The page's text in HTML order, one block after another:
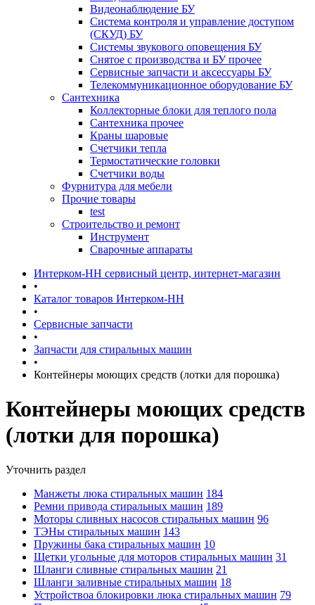
Видеонаблюдение БУ
Система контроля и управление доступом
(СКУД) БУ
Системы звукового оповещения БУ
Снятое с производства и БУ прочее
Сервисные запчасти и аксессуары БУ
Телекоммуникационное оборудование БУ
Сантехника
Коллекторные блоки для теплого пола
Сантехника прочее
Краны шаровые
Счетчики тепла
Термоcтатические головки
Счетчики воды
Фурнитура для мебели
Прочие товары
test
Строительство и ремонт
Инструмент
Сварочные аппараты
Интерком-НН сервисный центр, интернет-магазин
•
Каталог товаров Интерком-НН
•
Сервисные запчасти
•
Запчасти для стиральных машин
•
Контейнеры моющих средств (лотки для порошка)
Контейнеры моющих средств
(лотки для порошка)
Уточнить раздел
Манжеты люка стиральных машин 184
Ремни привода стиральных машин 189
Моторы сливных насосов стиральных машин 96
ТЭНы стиральных машин 143
Пружины бака стиральных машин 10
Щетки угольные для моторов стиральных машин 31
Шланги сливные стиральных машин 21
Шланги заливные стиральных машин 18
Устройствоа блокировки люка стиральных машин 79